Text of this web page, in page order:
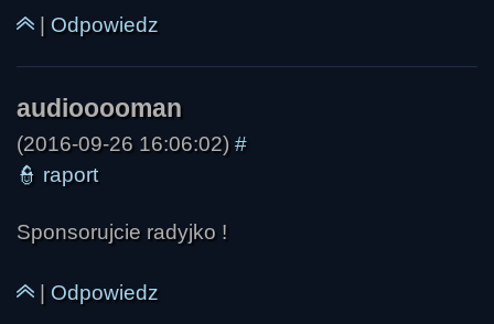
Odpowiedz
(2016-09-26 16:06:02) #
👮 raport
Sponsorujcie radyjko !
Odpowiedz
speedwayer